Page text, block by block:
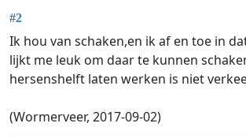
#2
Ik hou van schaken,en ik af en toe in
lijkt me leuk om daar te kunnen
hersenshelft laten werken is niet
(Wormerveer, 2017-09-02)